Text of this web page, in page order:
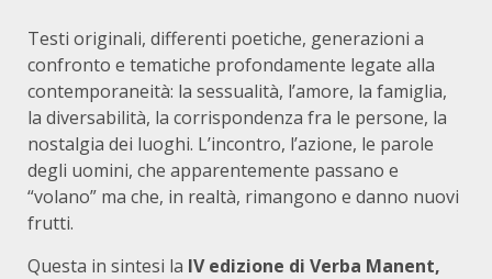
Testi originali, differenti poetiche, generazioni a
confronto e te­matiche profondamente legate alla
contemporaneità: la sessualità, l’amore, la famiglia,
la diversabilità, la corrispondenza fra le persone, la
nostalgia dei luoghi. L’incontro, l’azione, le parole
degli uomini, che apparentemente passano e
“volano” ma che, in realtà, rimangono e danno nuovi
frutti.
Questa in sintesi la IV edizione di Verba Manent,